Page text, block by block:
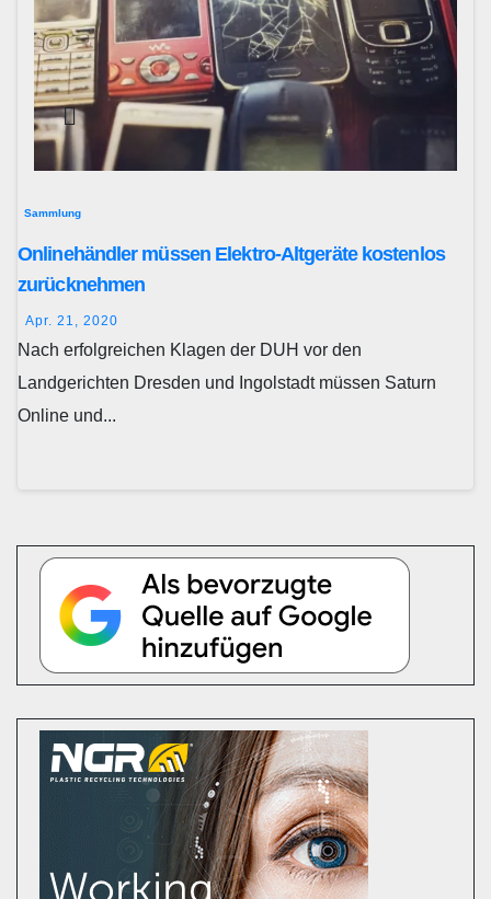
Sammlung
Onlinehändler müssen Elektro-Altgeräte kostenlos
zurücknehmen
Apr. 21, 2020
Nach erfolgreichen Klagen der DUH vor den
Landgerichten Dresden und Ingolstadt müssen Saturn
Online und...